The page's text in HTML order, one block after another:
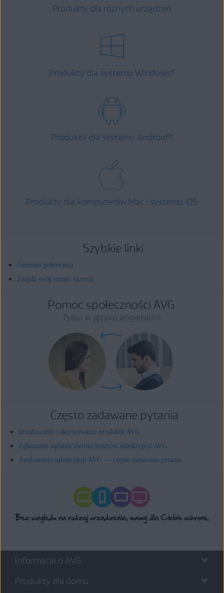
Produkty dla różnych urządzeń
Produkty dla systemu Windows®
Produkty dla systemu Android™
Produkty dla komputerów Mac i systemu iOS
Szybkie linki
Centrum pobierania
Znajdź swój numer licencji
Pomoc społeczności AVG
Tylko w języku angielskim
Często zadawane pytania
Instalowanie i aktywowanie produktu AVG
Zgłaszanie żądania zwrotu kosztów subskrypcji AVG
Anulowanie subskrypcji AVG — często zadawane pytania
Informacje o AVG
Produkty dla domu